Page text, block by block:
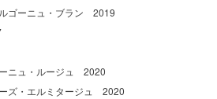
ゴーニュ・ブラン 2019
ニュ・ルージュ 2020
ズ・エルミタージュ 2020